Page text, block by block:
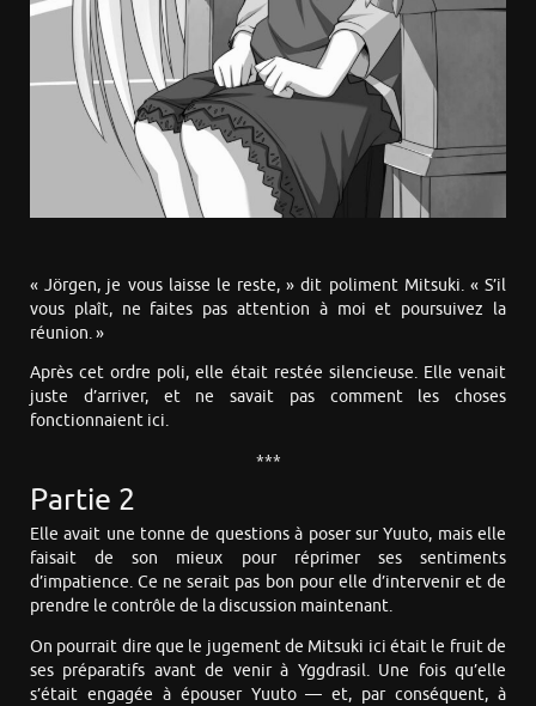
« Jörgen, je vous laisse le reste, » dit poliment Mitsuki. « S’il
vous plaît, ne faites pas attention à moi et poursuivez la
réunion. »
Après cet ordre poli, elle était restée silencieuse. Elle venait
juste d’arriver, et ne savait pas comment les choses
fonctionnaient ici.
***
Partie 2
Elle avait une tonne de questions à poser sur Yuuto, mais elle
faisait de son mieux pour réprimer ses sentiments
d’impatience. Ce ne serait pas bon pour elle d’intervenir et de
prendre le contrôle de la discussion maintenant.
On pourrait dire que le jugement de Mitsuki ici était le fruit de
ses préparatifs avant de venir à Yggdrasil. Une fois qu’elle
s’était engagée à épouser Yuuto — et, par conséquent, à